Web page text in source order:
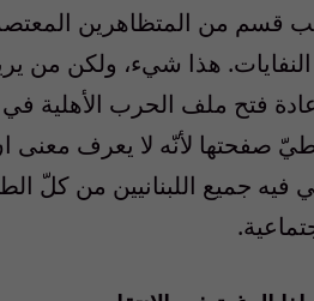
قسم من المتظاهرين
هذا شيء، ولكن من
فتح ملف الحرب الأهلية في
طيّ صفحتها لأنّه لا يعرف معنى
فيه جميع اللبنانيين من كلّ